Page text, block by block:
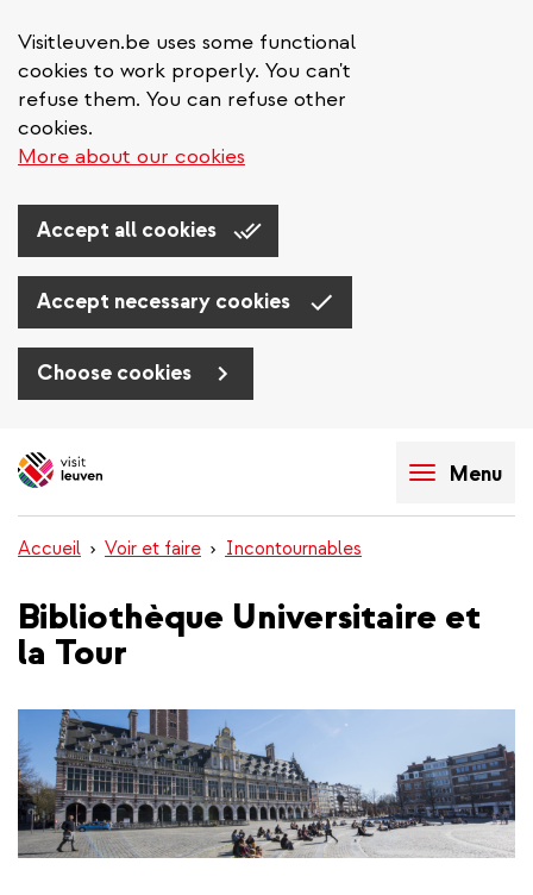
Visitleuven.be uses some functional
cookies to work properly. You can't
refuse them. You can refuse other
cookies.
More about our cookies
Accept all cookies
Accept necessary cookies
Choose cookies
au
Menu
Accueil Voir et faire Incontournables
Bibliothèque Universitaire et
la Tour